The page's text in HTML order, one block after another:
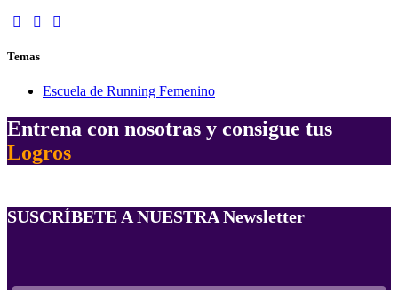
Temas
Escuela de Running Femenino
Entrena con nosotras y consigue tus
Logros
SUSCRÍBETE A NUESTRA Newsletter